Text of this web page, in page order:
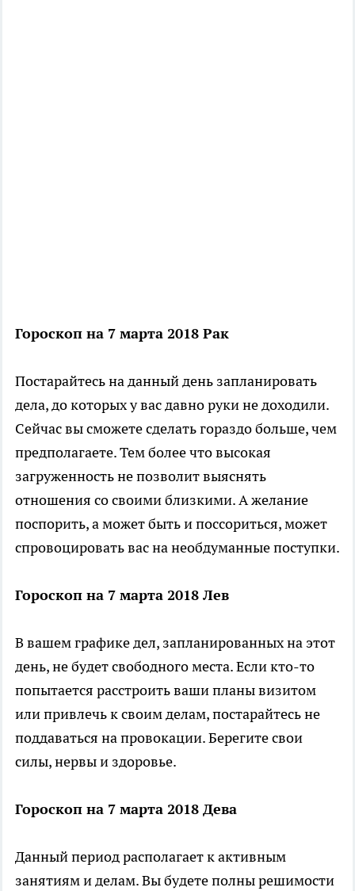
Гороскоп на 7 марта 2018 Рак
Постарайтесь на данный день запланировать
дела, до которых у вас давно руки не доходили.
Сейчас вы сможете сделать гораздо больше, чем
предполагаете. Тем более что высокая
загруженность не позволит выяснять
отношения со своими близкими. А желание
поспорить, а может быть и поссориться, может
спровоцировать вас на необдуманные поступки.
Гороскоп на 7 марта 2018 Лев
В вашем графике дел, запланированных на этот
день, не будет свободного места. Если кто-то
попытается расстроить ваши планы визитом
или привлечь к своим делам, постарайтесь не
поддаваться на провокации. Берегите свои
силы, нервы и здоровье.
Гороскоп на 7 марта 2018 Дева
Данный период располагает к активным
занятиям и делам. Вы будете полны решимости